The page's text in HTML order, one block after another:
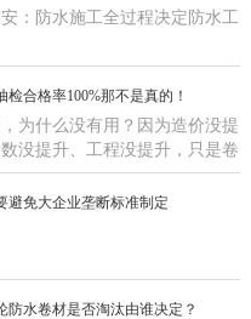
：防水施工全过程决定防水工
合格率100%那不是真的！
为什么没有用？因为造价没提
没提升、工程没提升，只是卷
啊？
避免大企业垄断标准制定
防水卷材是否淘汰由谁决定？